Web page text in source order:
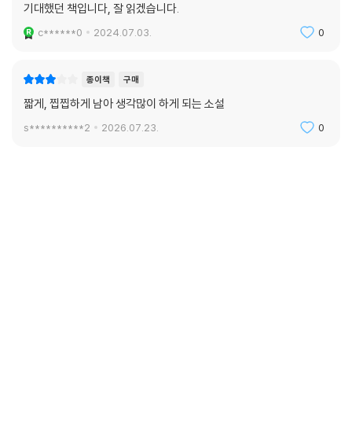
기대했던 책입니다, 잘 읽겠습니다.
c******0 2024.07.03. 0
종이책 구매
짧게, 찝찝하게 남아 생각많이 하게 되는 소설
s**********2 2026.07.23. 0